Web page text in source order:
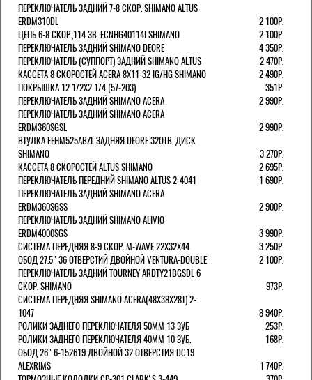
ПЕРЕКЛЮЧАТЕЛЬ ЗАДНИЙ 7-8 СКОР. SHIMANO ALTUS
ERDM310DL
2 100Р.
ЦЕПЬ 6-8 СКОР.,114 ЗВ. ECNHG40114I SHIMANO
2 100Р.
ПЕРЕКЛЮЧАТЕЛЬ ЗАДНИЙ SHIMANO DEORE
4 350Р.
ПЕРЕКЛЮЧАТЕЛЬ (СУППОРТ) ЗАДНИЙ SHIMANO ALTUS
2 470Р.
КАССЕТА 8 СКОРОСТЕЙ ACERA 8Х11-32 IG/HG SHIMANO
2 490Р.
ПОКРЫШКА 12 1/2X2 1/4 (57-203)
351Р.
ПЕРЕКЛЮЧАТЕЛЬ ЗАДНИЙ SHIMANO ACERA
2 990Р.
ПЕРЕКЛЮЧАТЕЛЬ ЗАДНИЙ SHIMANO ACERA
ERDM360SGSL
2 990Р.
ВТУЛКА EFHM525ABZL ЗАДНЯЯ DEORE 32ОТВ. ДИСК
SHIMANO
3 270Р.
КАССЕТА 8 СКОРОСТЕЙ ALTUS SHIMANO
2 695Р.
ПЕРЕКЛЮЧАТЕЛЬ ПЕРЕДНИЙ SHIMANO ALTUS 2-4041
1 690Р.
ПЕРЕКЛЮЧАТЕЛЬ ЗАДНИЙ SHIMANO ACERA
ERDM360SGSS
2 900Р.
ПЕРЕКЛЮЧАТЕЛЬ ЗАДНИЙ SHIMANO ALIVIO
ERDM4000SGS
3 990Р.
СИСТЕМА ПЕРЕДНЯЯ 8-9 СКОР. M-WAVE 22Х32Х44
3 250Р.
ОБОД 27.5" 36 ОТВЕРСТИЙ ДВОЙНОЙ VENTURA-DOUBLE
2 100Р.
ПЕРЕКЛЮЧАТЕЛЬ ЗАДНИЙ TOURNEY ARDTY21BGSDL 6
СКОР. SHIMANO
973Р.
СИСТЕМА ПЕРЕДНЯЯ SHIMANO ACERA(48Х38Х28Т) 2-
1047
8 940Р.
РОЛИКИ ЗАДНЕГО ПЕРЕКЛЮЧАТЕЛЯ 50ММ 13 ЗУБ
253Р.
РОЛИКИ ЗАДНЕГО ПЕРЕКЛЮЧАТЕЛЯ 40ММ 10 ЗУБ.
168Р.
ОБОД 26" 6-152619 ДВОЙНОЙ 32 ОТВЕРСТИЯ DC19
ALEXRIMS
1 740Р.